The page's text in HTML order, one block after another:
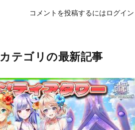
コメントを投稿するには ログイン
カテゴリの最新記事